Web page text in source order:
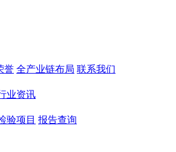
誉 全产业链布局 联系我们
业资讯
验项目 报告查询